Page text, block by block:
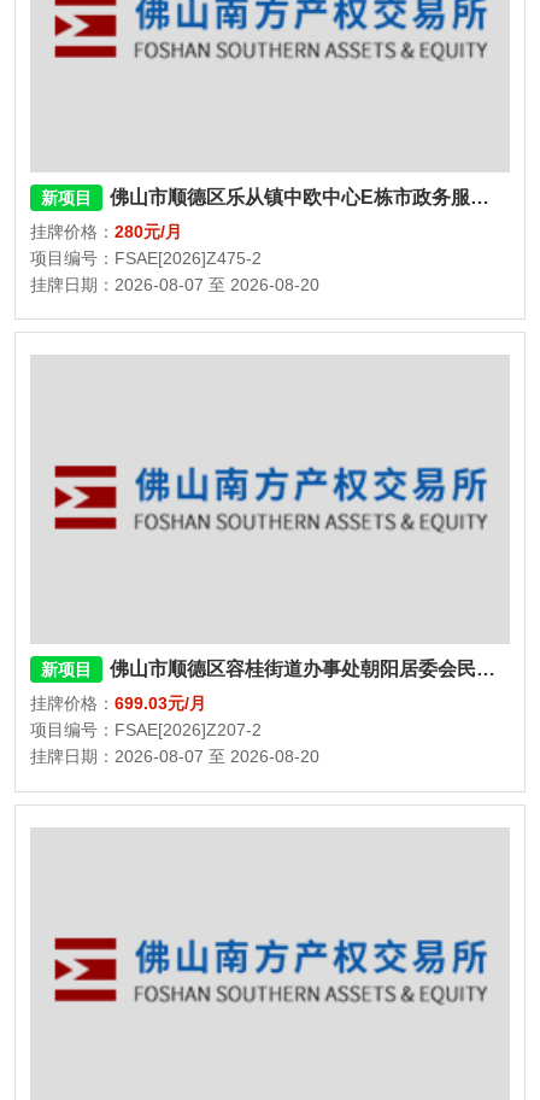
新项目 佛山市顺德区乐从镇中欧中心E栋市政务服务中心一楼24小时自助区
挂牌价格： 280元/月
项目编号：FSAE[2026]Z475-2
挂牌日期：2026-08-07 至 2026-08-20
新项目 佛山市顺德区容桂街道办事处朝阳居委会民福街一巷1号3栋101房
挂牌价格： 699.03元/月
项目编号：FSAE[2026]Z207-2
挂牌日期：2026-08-07 至 2026-08-20